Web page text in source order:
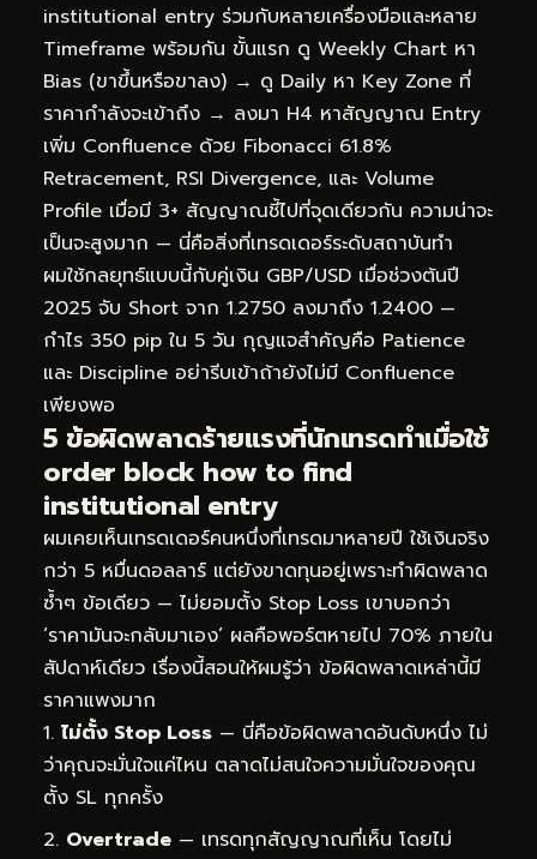
institutional entry ร่วมกับหลายเครื่องมือและหลาย
Timeframe พร้อมกัน ขั้นแรก ดู Weekly Chart หา
Bias (ขาขึ้นหรือขาลง) → ดู Daily หา Key Zone ที่
ราคากำลังจะเข้าถึง → ลงมา H4 หาสัญญาณ Entry
เพิ่ม Confluence ด้วย Fibonacci 61.8%
Retracement, RSI Divergence, และ Volume
Profile เมื่อมี 3+ สัญญาณชี้ไปที่จุดเดียวกัน ความน่าจะ
เป็นจะสูงมาก — นี่คือสิ่งที่เทรดเดอร์ระดับสถาบันทำ
ผมใช้กลยุทธ์แบบนี้กับคู่เงิน GBP/USD เมื่อช่วงต้นปี
2025 จับ Short จาก 1.2750 ลงมาถึง 1.2400 —
กำไร 350 pip ใน 5 วัน กุญแจสำคัญคือ Patience
และ Discipline อย่ารีบเข้าถ้ายังไม่มี Confluence
เพียงพอ
5 ข้อผิดพลาดร้ายแรงที่นักเทรดทำเมื่อใช้
order block how to find
institutional entry
ผมเคยเห็นเทรดเดอร์คนหนึ่งที่เทรดมาหลายปี ใช้เงินจริง
กว่า 5 หมื่นดอลลาร์ แต่ยังขาดทุนอยู่เพราะทำผิดพลาด
ซ้ำๆ ข้อเดียว — ไม่ยอมตั้ง Stop Loss เขาบอกว่า
‘ราคามันจะกลับมาเอง’ ผลคือพอร์ตหายไป 70% ภายใน
สัปดาห์เดียว เรื่องนี้สอนให้ผมรู้ว่า ข้อผิดพลาดเหล่านี้มี
ราคาแพงมาก
ไม่ตั้ง Stop Loss — นี่คือข้อผิดพลาดอันดับหนึ่ง ไม่
ว่าคุณจะมั่นใจแค่ไหน ตลาดไม่สนใจความมั่นใจของคุณ
ตั้ง SL ทุกครั้ง
Overtrade — เทรดทุกสัญญาณที่เห็น โดยไม่